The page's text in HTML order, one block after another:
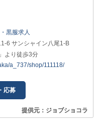
黒服求人
6 サンシャイン八尾1-B
より徒歩3分
a_737/shop/111118/
応募
提供元：ジョブショコラ